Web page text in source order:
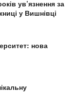
ув’язнення за
у Вишнівці
нова